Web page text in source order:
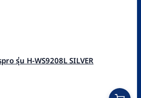
รุ่น H-WS9208L SILVER